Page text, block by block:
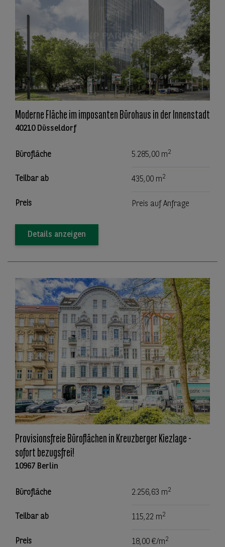
Moderne Fläche im imposanten Bürohaus in der Innenstadt
40210 Düsseldorf
Bürofläche 5.285,00 m2
Teilbar ab 435,00 m2
Preis Preis auf Anfrage
Details anzeigen
Provisionsfreie Büroflächen in Kreuzberger Kiezlage -
sofort bezugsfrei!
10967 Berlin
Bürofläche 2.256,63 m2
Teilbar ab 115,22 m2
Preis 18,00 €/m2